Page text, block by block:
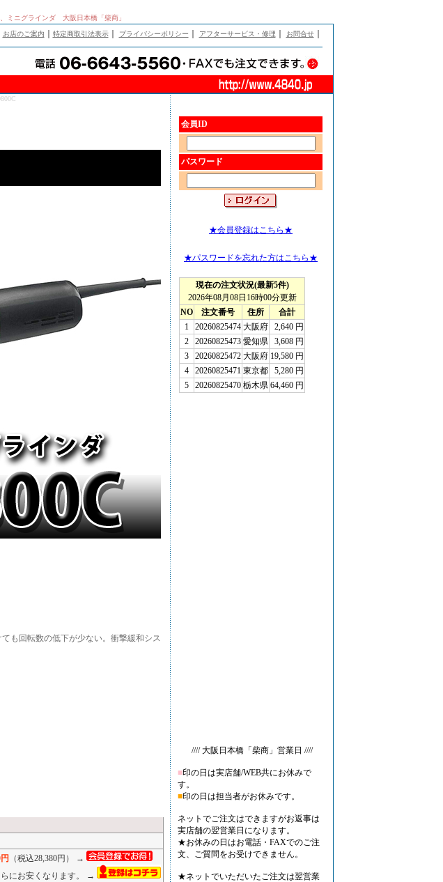
ミニグラインダ 大阪日本橋「柴商」
お店のご案内 特定商取引法表示｜ プライバシーポリシー アフターサービス・修理 お問合せ｜
も回転数の低下が少ない。衝撃緩和シス
（税込28,380円） →
にお安くなります。 →
会員ID
パスワード
★会員登録はこちら★
★パスワードを忘れた方はこちら★
//// 大阪日本橋「柴商」営業日 ////
■印の日は実店舗/WEB共にお休みで
す。
■印の日は担当者がお休みです。
ネットでご注文はできますがお返事は
実店舗の翌営業日になります。
★お休みの日はお電話・FAXでのご注
文、ご質問をお受けできません。
★ネットでいただいたご注文は翌営業